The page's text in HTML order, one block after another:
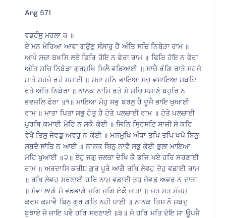
Ang 571
ਵਡਹੰਸੁ ਮਹਲਾ ੩ ॥
ਏ ਮਨ ਮੇਰਿਆ ਆਵਾ ਗਉਣੁ ਸੰਸਾਰੁ ਹੈ ਅੰਤਿ ਸਚਿ ਨਿਬੇੜਾ ਰਾਮ ॥
ਆਪੇ ਸਚਾ ਬਖਸਿ ਲਏ ਫਿਰਿ ਹੋਇ ਨ ਫੇਰਾ ਰਾਮ ॥ ਫਿਰਿ ਹੋਇ ਨ ਫੇਰਾ
ਅੰਤਿ ਸਚਿ ਨਿਬੇੜਾ ਗੁਰਮੁਖਿ ਮਿਲੈ ਵਡਿਆਈ ॥ ਸਾਚੈ ਰੰਗਿ ਰਾਤੇ ਸਹਜੇ
ਮਾਤੇ ਸਹਜੇ ਰਹੇ ਸਮਾਈ ॥ ਸਚਾ ਮਨਿ ਭਾਇਆ ਸਚੁ ਵਸਾਇਆ ਸਬਦਿ
ਰਤੇ ਅੰਤਿ ਨਿਬੇਰਾ ॥ ਨਾਨਕ ਨਾਮਿ ਰਤੇ ਸੇ ਸਚਿ ਸਮਾਣੇ ਬਹੁਰਿ ਨ
ਭਵਜਲਿ ਫੇਰਾ ॥੧॥ ਮਾਇਆ ਮੋਹੁ ਸਭੁ ਬਰਲੁ ਹੈ ਦੂਜੈ ਭਾਇ ਖੁਆਈ
ਰਾਮ ॥ ਮਾਤਾ ਪਿਤਾ ਸਭੁ ਹੇਤੁ ਹੈ ਹੇਤੇ ਪਲਚਾਈ ਰਾਮ ॥ ਹੇਤੇ ਪਲਚਾਈ
ਪੁਰਬਿ ਕਮਾਈ ਮੇਟਿ ਨ ਸਕੈ ਕੋਈ ॥ ਜਿਨਿ ਸ੍ਰਿਸਟਿ ਸਾਜੀ ਸੋ ਕਰਿ
ਵੇਖੈ ਤਿਸੁ ਜੇਵਡੁ ਅਵਰੁ ਨ ਕੋਈ ॥ ਮਨਮੁਖਿ ਅੰਧਾ ਤਪਿ ਤਪਿ ਖਪੈ ਬਿਨੁ
ਸਬਦੈ ਸਾਂਤਿ ਨ ਆਈ ॥ ਨਾਨਕ ਬਿਨੁ ਨਾਵੈ ਸਭੁ ਕੋਈ ਭੁਲਾ ਮਾਇਆ
ਮੋਹਿ ਖੁਆਈ ॥੨॥ ਏਹੁ ਜਗੁ ਜਲਤਾ ਦੇਖਿ ਕੈ ਭਜਿ ਪਏ ਹਰਿ ਸਰਣਾਈ
ਰਾਮ ॥ ਅਰਦਾਸਿ ਕਰੀ ਗੁਰ ਪੂਰੇ ਆਗੈ ਰਖਿ ਲੇਵਹੁ ਦੇਹੁ ਵਡਾਈ ਰਾਮ
॥ ਰਖਿ ਲੇਵਹੁ ਸਰਣਾਈ ਹਰਿ ਨਾਮੁ ਵਡਾਈ ਤੁਧੁ ਜੇਵਡੁ ਅਵਰੁ ਨ ਦਾਤਾ
॥ ਸੇਵਾ ਲਾਗੇ ਸੇ ਵਡਭਾਗੇ ਜੁਗਿ ਜੁਗਿ ਏਕੋ ਜਾਤਾ ॥ ਜਤੁ ਸਤੁ ਸੰਜਮੁ
ਕਰਮ ਕਮਾਵੈ ਬਿਨੁ ਗੁਰ ਗਤਿ ਨਹੀ ਪਾਈ ॥ ਨਾਨਕ ਤਿਸ ਨੋ ਸਬਦੁ
ਬੁਝਾਏ ਜੋ ਜਾਇ ਪਵੈ ਹਰਿ ਸਰਣਾਈ ॥੩॥ ਜੋ ਹਰਿ ਮਤਿ ਦੇਇ ਸਾ ਊਪਜੈ